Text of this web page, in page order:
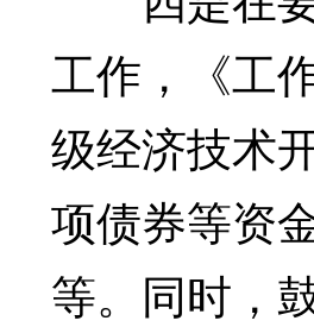
工作，《工
级经济技术
项债券等资
等。同时，